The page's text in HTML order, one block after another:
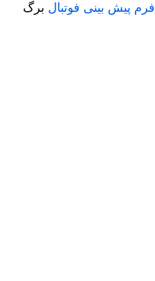
فرم پیش بینی فوتبال برگ